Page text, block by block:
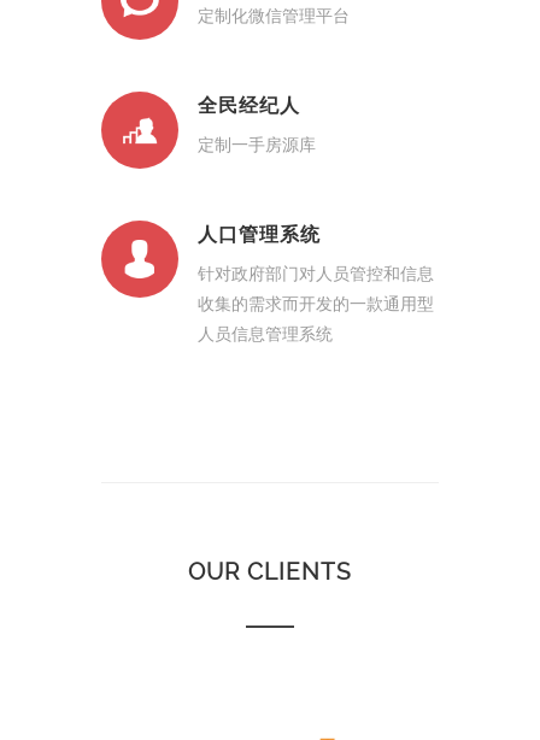
定制化微信管理平台
全民经纪人
定制一手房源库
人口管理系统
针对政府部门对人员管控和信息
收集的需求而开发的一款通用型
人员信息管理系统
OUR CLIENTS